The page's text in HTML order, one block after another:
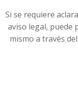
Si se requiere
aviso legal, puede
mismo a través